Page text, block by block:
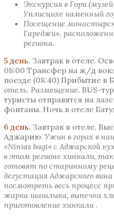
Экскурсия в Гори
Уплисцихе каменный
Посещение
Гареджи»,
региона.
5 день. Завтрак в отеле.
08:00 Трансфер на ж/д
поезде (08:40) Прибытие в
отель. Размещение. BUS-
туристы отправятся на
фонтаны. Ночь в отеле
6 день. Завтрак в отеле.
Аджарию. Ужин в горах в
«Ninias bagi» с Аджарской
в этом регионе хинкали,
готовят по старинному
дегустация Аджарского
посмотреть весь процесс
жарка шашлыка, выпечка
приготовление хинкали .